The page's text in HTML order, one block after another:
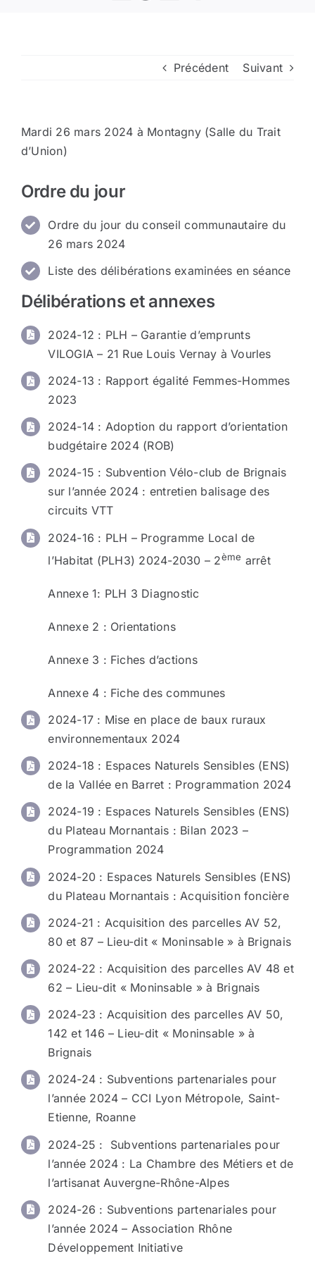
Précédent Suivant
Mardi 26 mars 2024 à Montagny (Salle du Trait
d’Union)
Ordre du jour
Ordre du jour du conseil communautaire du
26 mars 2024
Liste des délibérations examinées en séance
Délibérations et annexes
2024-12 : PLH – Garantie d’emprunts
VILOGIA – 21 Rue Louis Vernay à Vourles
2024-13 : Rapport égalité Femmes-Hommes
2023
2024-14 : Adoption du rapport d’orientation
budgétaire 2024 (ROB)
2024-15 : Subvention Vélo-club de Brignais
sur l’année 2024 : entretien balisage des
circuits VTT
2024-16 : PLH – Programme Local de
l’Habitat (PLH3) 2024-2030 – 2ème arrêt
Annexe 1: PLH 3 Diagnostic
Annexe 2 : Orientations
Annexe 3 : Fiches d’actions
Annexe 4 : Fiche des communes
2024-17 : Mise en place de baux ruraux
environnementaux 2024
2024-18 : Espaces Naturels Sensibles (ENS)
de la Vallée en Barret : Programmation 2024
2024-19 : Espaces Naturels Sensibles (ENS)
du Plateau Mornantais : Bilan 2023 –
Programmation 2024
2024-20 : Espaces Naturels Sensibles (ENS)
du Plateau Mornantais : Acquisition foncière
2024-21 : Acquisition des parcelles AV 52,
80 et 87 – Lieu-dit « Moninsable » à Brignais
2024-22 : Acquisition des parcelles AV 48 et
62 – Lieu-dit « Moninsable » à Brignais
2024-23 : Acquisition des parcelles AV 50,
142 et 146 – Lieu-dit « Moninsable » à
Brignais
2024-24 : Subventions partenariales pour
l’année 2024 – CCI Lyon Métropole, Saint-
Etienne, Roanne
2024-25 : Subventions partenariales pour
l’année 2024 : La Chambre des Métiers et de
l’artisanat Auvergne-Rhône-Alpes
2024-26 : Subventions partenariales pour
l’année 2024 – Association Rhône
Développement Initiative